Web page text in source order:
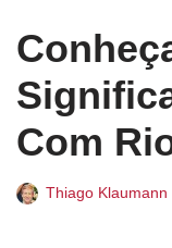
Com
Thiago Klaumann